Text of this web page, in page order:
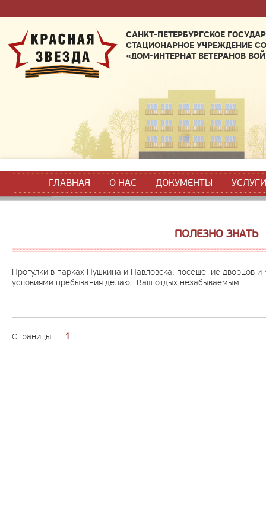
САНКТ-ПЕТЕРБУРГСКОЕ
СТАЦИОНАРНОЕ УЧРЕЖДЕНИЕ
«ДОМ-ИНТЕРНАТ ВЕТЕРАНОВ
ГЛАВНАЯ О НАС ДОКУМЕНТЫ УСЛУГИ
ПОЛЕЗНО ЗНАТЬ
Прогулки в парках Пушкина и Павловска, посещение дворцов
условиями пребывания делают Ваш отдых незабываемым.
Страницы: 1